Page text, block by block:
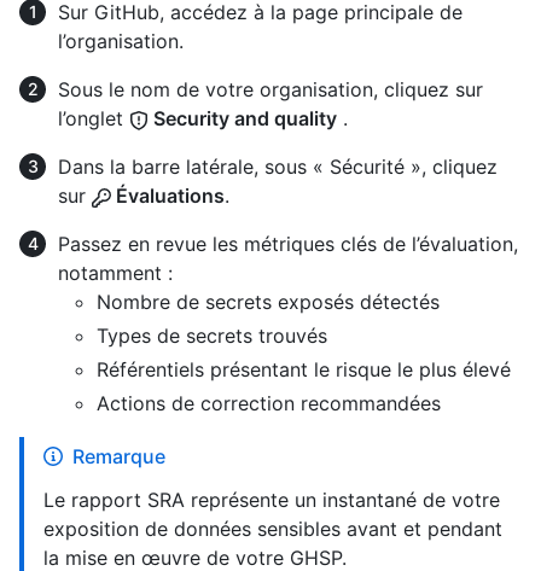
Sur GitHub, accédez à la page principale de
l’organisation.
Sous le nom de votre organisation, cliquez sur
l’onglet
Security and quality .
Dans la barre latérale, sous « Sécurité », cliquez
sur
Évaluations.
Passez en revue les métriques clés de l’évaluation,
notamment :
Nombre de secrets exposés détectés
Types de secrets trouvés
Référentiels présentant le risque le plus élevé
Actions de correction recommandées
Remarque
Le rapport SRA représente un instantané de votre
exposition de données sensibles avant et pendant
la mise en œuvre de votre GHSP.